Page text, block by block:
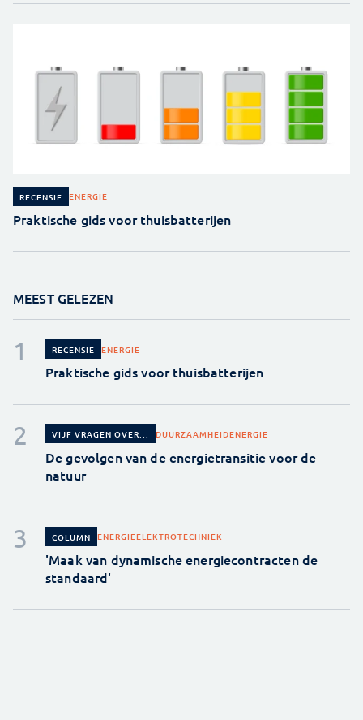
RECENSIE ENERGIE
Praktische gids voor thuisbatterijen
MEEST GELEZEN
RECENSIE ENERGIE
Praktische gids voor thuisbatterijen
VIJF VRAGEN OVER... DUURZAAMHEIDENERGIE
De gevolgen van de energietransitie voor de
natuur
COLUMN ENERGIEELEKTROTECHNIEK
'Maak van dynamische energiecontracten de
standaard'